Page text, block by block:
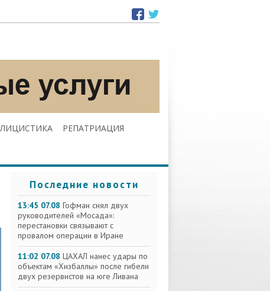
РЕПАТРИАЦИЯ
Последние новости
13:45 07.08 Гофман снял двух
руководителей «Мосада»:
перестановки связывают с
провалом операции в Иране
11:02 07.08 ЦАХАЛ нанес удары по
объектам «Хизбаллы» после гибели
двух резервистов на юге Ливана